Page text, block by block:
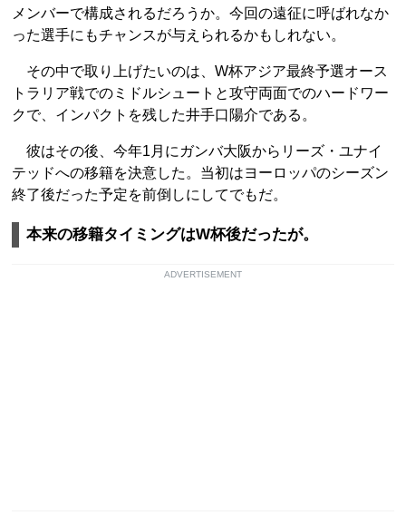
メンバーで構成されるだろうか。今回の遠征に呼ばれなか
った選手にもチャンスが与えられるかもしれない。
その中で取り上げたいのは、W杯アジア最終予選オース
トラリア戦でのミドルシュートと攻守両面でのハードワー
クで、インパクトを残した井手口陽介である。
彼はその後、今年1月にガンバ大阪からリーズ・ユナイ
テッドへの移籍を決意した。当初はヨーロッパのシーズン
終了後だった予定を前倒しにしてでもだ。
本来の移籍タイミングはW杯後だったが。
ADVERTISEMENT